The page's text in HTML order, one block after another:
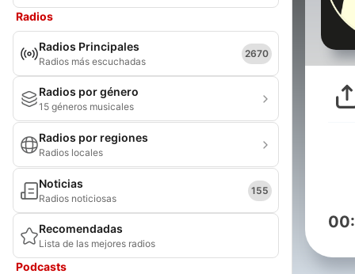
Radios
Radios Principales
Radios más escuchadas
2670
Radios por género
15 géneros musicales
Radios por regiones
Radios locales
Noticias
Radios noticiosas
155
Recomendadas
Lista de las mejores radios
Podcasts